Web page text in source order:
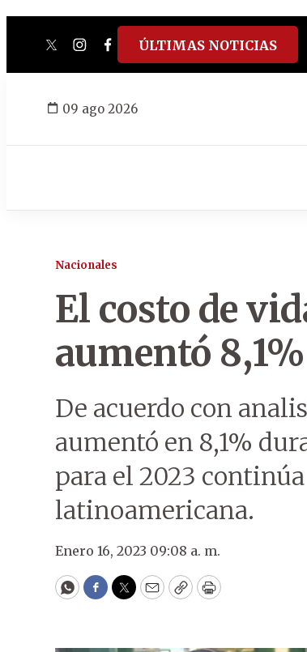
twitterinstagram
facebook
tiktokyoutube
spotify
ÚLTIMAS NOTICIAS
09 ago 2026
Nacionales
El costo de
aumentó
De acuerdo con
aumentó en 8,1%
para el 2023
latinoamericana.
Enero 16, 2023 09:08 a. m.
WhatsApp
Facebook
Twitter
EmailCopyPrint